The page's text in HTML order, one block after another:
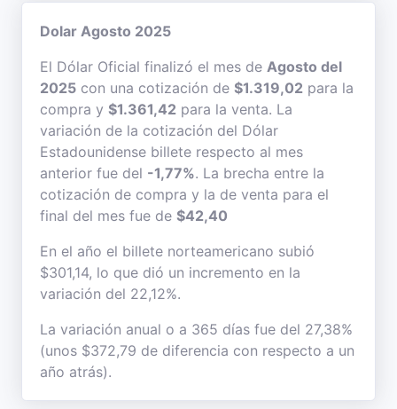
Dolar Agosto 2025
El Dólar Oficial finalizó el mes de Agosto del
2025 con una cotización de $1.319,02 para la
compra y $1.361,42 para la venta. La
variación de la cotización del Dólar
Estadounidense billete respecto al mes
anterior fue del -1,77%. La brecha entre la
cotización de compra y la de venta para el
final del mes fue de $42,40
En el año el billete norteamericano subió
$301,14, lo que dió un incremento en la
variación del 22,12%.
La variación anual o a 365 días fue del 27,38%
(unos $372,79 de diferencia con respecto a un
año atrás).